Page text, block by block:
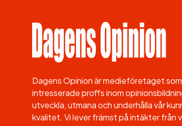
Dagens Opinion är medieföretaget
intresserade proffs inom
utveckla, utmana och underhålla vår
kvalitet. Vi lever främst på intäkter från